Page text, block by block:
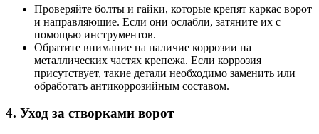
Проверяйте болты и гайки, которые крепят каркас ворот
и направляющие. Если они ослабли, затяните их с
помощью инструментов.
Обратите внимание на наличие коррозии на
металлических частях крепежа. Если коррозия
присутствует, такие детали необходимо заменить или
обработать антикоррозийным составом.
4. Уход за створками ворот